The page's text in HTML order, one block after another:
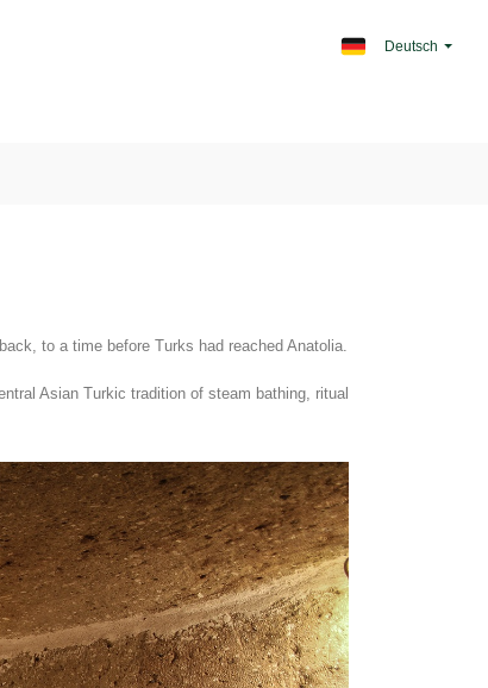
Deutsch
to a time before Turks had reached Anatolia.
Asian Turkic tradition of steam bathing, ritual